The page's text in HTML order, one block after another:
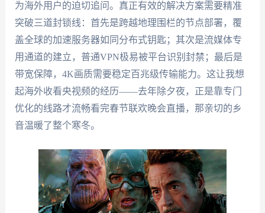
为海外用户的迫切追问。真正有效的解决方案需要精准
突破三道封锁线：首先是跨越地理围栏的节点部署，覆
盖全球的加速服务器如同分布式钥匙；其次是流媒体专
用通道的建立，普通VPN极易被平台识别封禁；最后是
带宽保障，4K画质需要稳定百兆级传输能力。这让我想
起海外收看央视频的经历——去年除夕夜，正是靠专门
优化的线路才流畅看完春节联欢晚会直播，那亲切的乡
音温暖了整个寒冬。